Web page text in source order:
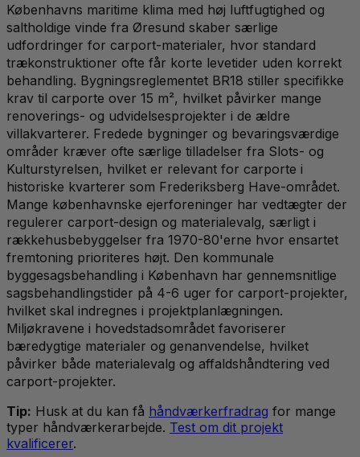
Københavns maritime klima med høj luftfugtighed og
saltholdige vinde fra Øresund skaber særlige
udfordringer for carport-materialer, hvor standard
trækonstruktioner ofte får korte levetider uden korrekt
behandling. Bygningsreglementet BR18 stiller specifikke
krav til carporte over 15 m², hvilket påvirker mange
renoverings- og udvidelsesprojekter i de ældre
villakvarterer. Fredede bygninger og bevaringsværdige
områder kræver ofte særlige tilladelser fra Slots- og
Kulturstyrelsen, hvilket er relevant for carporte i
historiske kvarterer som Frederiksberg Have-området.
Mange københavnske ejerforeninger har vedtægter der
regulerer carport-design og materialevalg, særligt i
rækkehusbebyggelser fra 1970-80'erne hvor ensartet
fremtoning prioriteres højt. Den kommunale
byggesagsbehandling i København har gennemsnitlige
sagsbehandlingstider på 4-6 uger for carport-projekter,
hvilket skal indregnes i projektplanlægningen.
Miljøkravene i hovedstadsområdet favoriserer
bæredygtige materialer og genanvendelse, hvilket
påvirker både materialevalg og affaldshåndtering ved
carport-projekter.
Tip: Husk at du kan få håndværkerfradrag for mange
typer håndværkerarbejde. Test om dit projekt
kvalificerer.